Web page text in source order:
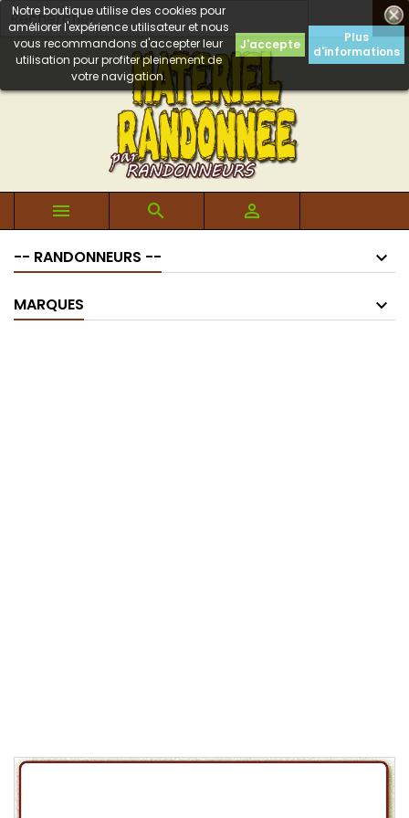

Notre boutique utilise des cookies pour
améliorer l'expérience utilisateur et nous
vous recommandons d'accepter leur
utilisation pour profiter pleinement de
votre navigation.
J'accepte
Plus
d'informations
  
-- RANDONNEURS --
MARQUES